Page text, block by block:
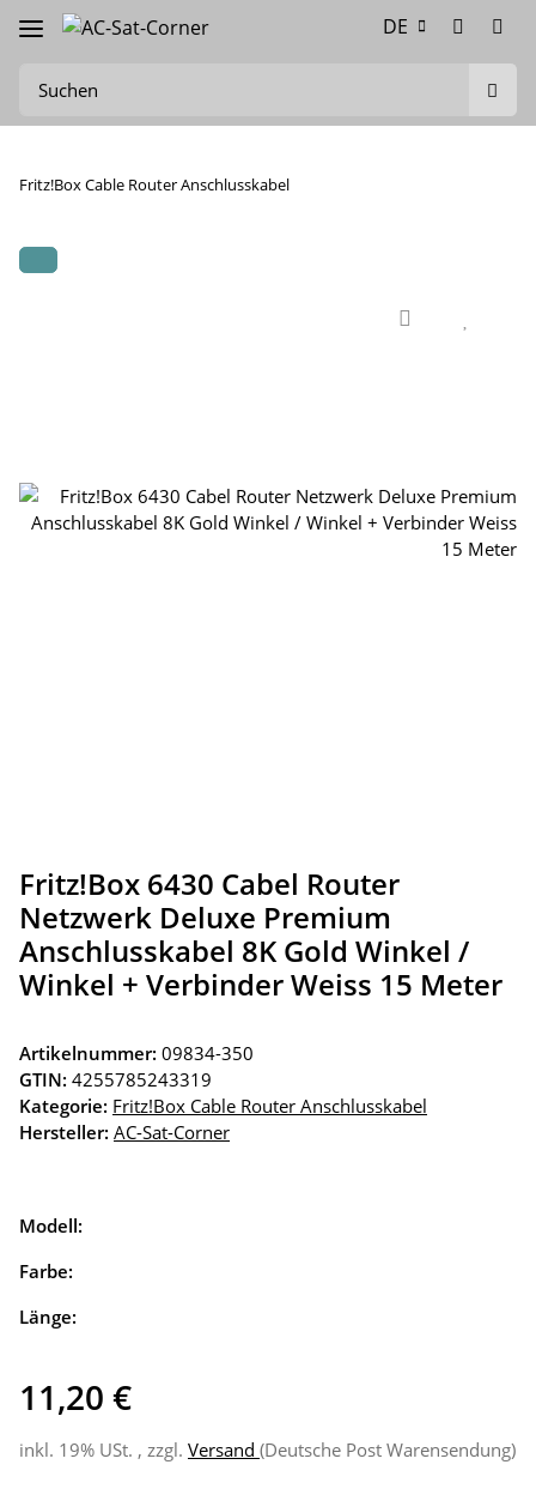
DE
Fritz!Box Cable Router Anschlusskabel
Fritz!Box 6430 Cabel Router
Netzwerk Deluxe Premium
Anschlusskabel 8K Gold Winkel /
Winkel + Verbinder Weiss 15 Meter
Artikelnummer: 09834-350
GTIN: 4255785243319
Kategorie: Fritz!Box Cable Router Anschlusskabel
Hersteller: AC-Sat-Corner
Modell:
Farbe:
Länge:
11,20 €
inkl. 19% USt. , zzgl. Versand (Deutsche Post Warensendung)